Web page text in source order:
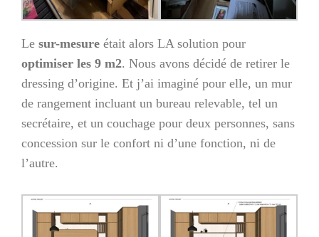
Le sur-mesure était alors LA solution pour
optimiser les 9 m2. Nous avons décidé de retirer le
dressing d’origine. Et j’ai imaginé pour elle, un mur
de rangement incluant un bureau relevable, tel un
secrétaire, et un couchage pour deux personnes, sans
concession sur le confort ni d’une fonction, ni de
l’autre.